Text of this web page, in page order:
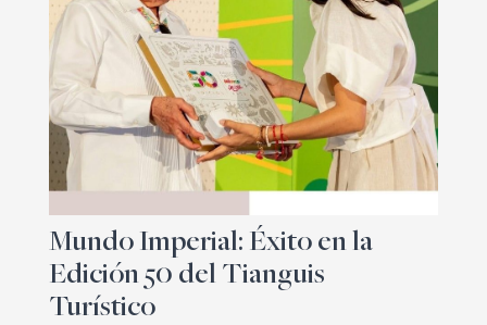
Mundo Imperial: Éxito en la
Edición 50 del Tianguis
Turístico